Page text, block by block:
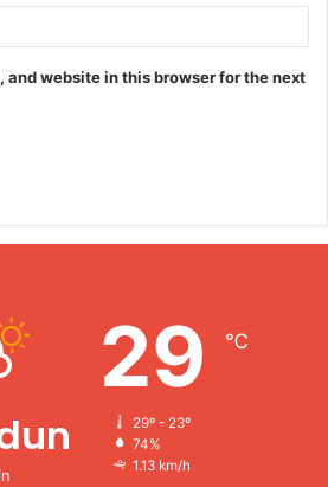
and website in this browser for the next
29 ℃
29º - 23º
74%
1.13 km/h